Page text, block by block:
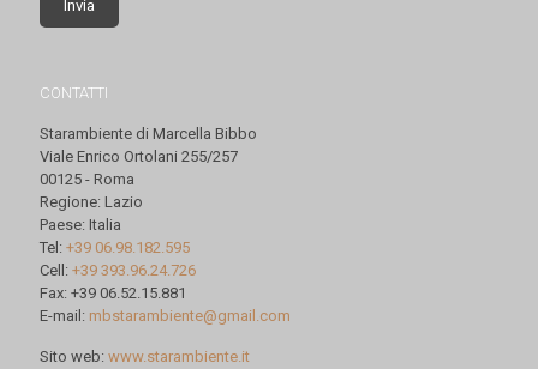
CONTATTI
Starambiente di Marcella Bibbo
Viale Enrico Ortolani 255/257
00125 - Roma
Regione: Lazio
Paese: Italia
Tel: +39 06.98.182.595
Cell: +39 393.96.24.726
Fax: +39 06.52.15.881
E-mail: mbstarambiente@gmail.com
Sito web: www.starambiente.it